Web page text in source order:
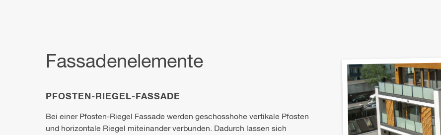
Fassadenelemente
PFOSTEN-RIEGEL-FASSADE
Bei einer Pfosten-Riegel Fassade werden geschosshohe vertikale Pfosten
und horizontale Riegel miteinander verbunden. Dadurch lassen sich